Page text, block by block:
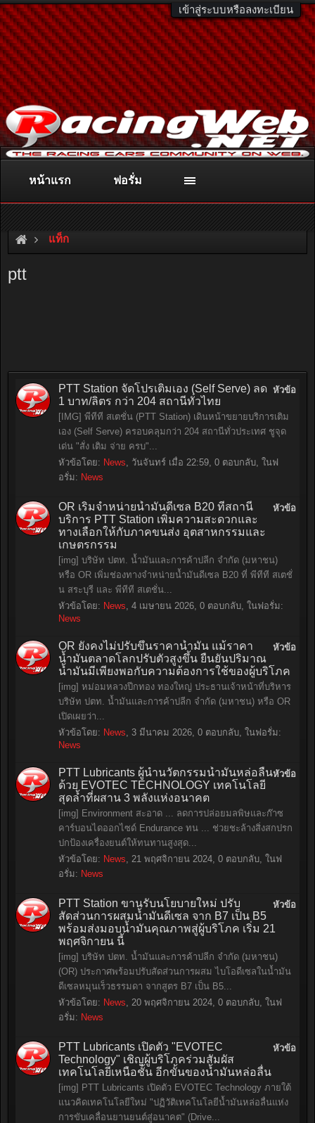
เข้าสู่ระบบหรือลงทะเบียน
ติดต่อลงโฆษณา racingweb@gmail.comหรือโทร. 081-811-1138
หรืออ่านรายละเอียดเพิ่มเติม คลิกที่นี่
แท็ก
ptt
หัวข้อ
PTT Station จัดโปรเติมเอง (Self Serve) ลด
1 บาท/ลิตร กว่า 204 สถานีทั่วไทย
[IMG] พีทีที สเตชั่น (PTT Station) เดินหน้าขยายบริการเติม
เอง (Self Serve) ครอบคลุมกว่า 204 สถานีทั่วประเทศ ชูจุด
เด่น "สั่ง เติม จ่าย ครบ"...
หัวข้อโดย: News, วันจันทร์ เมื่อ 22:59, 0 ตอบกลับ, ในฟ
อรั่ม: News
หัวข้อ
OR เริ่มจำหน่ายน้ำมันดีเซล B20 ที่สถานี
บริการ PTT Station เพิ่มความสะดวกและ
ทางเลือกให้กับภาคขนส่ง อุตสาหกรรมและ
เกษตรกรรม
[img] บริษัท ปตท. น้ำมันและการค้าปลีก จำกัด (มหาชน)
หรือ OR เพิ่มช่องทางจำหน่ายน้ำมันดีเซล B20 ที่ พีทีที สเตชั่
น สระบุรี และ พีทีที สเตชั่น...
หัวข้อโดย: News, 4 เมษายน 2026, 0 ตอบกลับ, ในฟอรั่ม:
News
หัวข้อ
OR ยังคงไม่ปรับขึ้นราคาน้ำมัน แม้ราคา
น้ำมันตลาดโลกปรับตัวสูงขึ้น ยืนยันปริมาณ
น้ำมันมีเพียงพอกับความต้องการใช้ของผู้บริโภค
[img] หม่อมหลวงปีกทอง ทองใหญ่ ประธานเจ้าหน้าที่บริหาร
บริษัท ปตท. น้ำมันและการค้าปลีก จํากัด (มหาชน) หรือ OR
เปิดเผยว่า...
หัวข้อโดย: News, 3 มีนาคม 2026, 0 ตอบกลับ, ในฟอรั่ม:
News
หัวข้อ
PTT Lubricants ผู้นำนวัตกรรมน้ำมันหล่อลื่น
ด้วย EVOTEC TECHNOLOGY เทคโนโลยี
สุดล้ำที่ผสาน 3 พลังแห่งอนาคต
[img] Environment สะอาด ... ลดการปล่อยมลพิษและก๊าซ
คาร์บอนไดออกไซด์ Endurance ทน ... ช่วยชะล้างสิ่งสกปรก
ปกป้องเครื่องยนต์ให้ทนทานสูงสุด...
หัวข้อโดย: News, 21 พฤศจิกายน 2024, 0 ตอบกลับ, ในฟ
อรั่ม: News
หัวข้อ
PTT Station ขานรับนโยบายใหม่ ปรับ
สัดส่วนการผสมน้ำมันดีเซล จาก B7 เป็น B5
พร้อมส่งมอบน้ำมันคุณภาพสู่ผู้บริโภค เริ่ม 21
พฤศจิกายน นี้
[img] บริษัท ปตท. น้ำมันและการค้าปลีก จำกัด (มหาชน)
(OR) ประกาศพร้อมปรับสัดส่วนการผสม ไบโอดีเซลในน้ำมัน
ดีเซลหมุนเร็วธรรมดา จากสูตร B7 เป็น B5...
หัวข้อโดย: News, 20 พฤศจิกายน 2024, 0 ตอบกลับ, ในฟ
อรั่ม: News
หัวข้อ
PTT Lubricants เปิดตัว "EVOTEC
Technology" เชิญผู้บริโภคร่วมสัมผัส
เทคโนโลยีเหนือชั้น อีกขั้นของน้ำมันหล่อลื่น
[img] PTT Lubricants เปิดตัว EVOTEC Technology ภายใต้
แนวคิดเทคโนโลยีใหม่ "ปฏิวัติเทคโนโลยีน้ำมันหล่อลื่นแห่ง
การขับเคลื่อนยานยนต์สู่อนาคต" (Drive...
หน้าแรก ฟอรั่ม